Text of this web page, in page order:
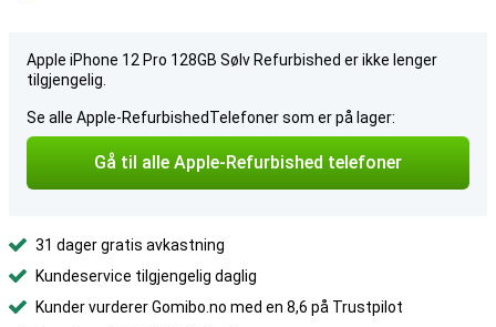
Apple iPhone 12 Pro 128GB Sølv Refurbished er ikke lenger
tilgjengelig.
Se alle Apple-RefurbishedTelefoner som er på lager:
Gå til alle Apple-Refurbished telefoner
31 dager gratis avkastning
Kundeservice tilgjengelig daglig
Kunder vurderer Gomibo.no med en 8,6 på Trustpilot